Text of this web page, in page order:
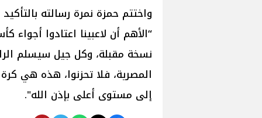
واختتم حمزة نمرة رسالته
“الأهم أن لاعبينا اعتادوا
نسخة مقبلة، وكل جيل سيسلم
المصرية، فلا تحزنوا، هذه هي
إلى مستوى أعلى بإذن الله".